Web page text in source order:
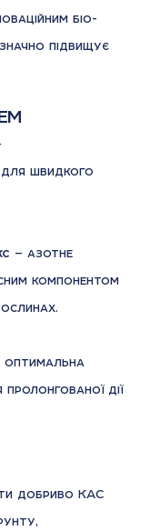
біо-
підвищує
швидкого
— азотне
компонентом
оптимальна
дії
добриво КАС